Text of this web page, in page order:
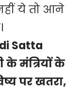
ये तो आने
Satta
के मंत्रियों के
पर खतरा,